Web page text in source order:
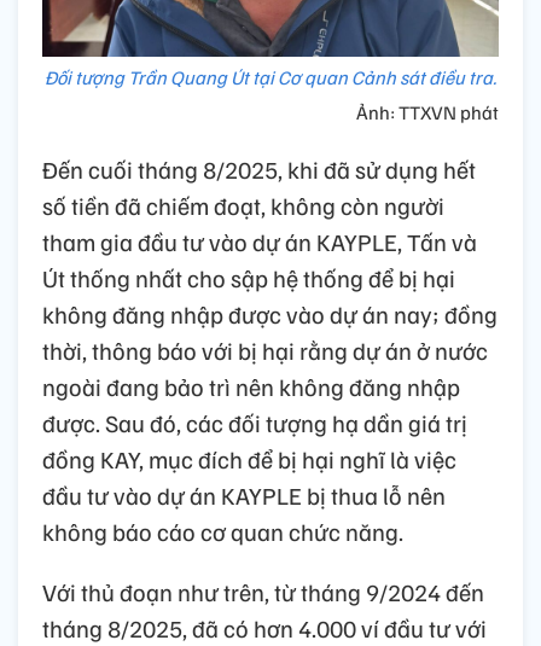
Đối tượng Trần Quang Út tại Cơ quan Cảnh sát điều tra.
Ảnh: TTXVN phát
Đến cuối tháng 8/2025, khi đã sử dụng hết
số tiền đã chiếm đoạt, không còn người
tham gia đầu tư vào dự án KAYPLE, Tấn và
Út thống nhất cho sập hệ thống để bị hại
không đăng nhập được vào dự án nay; đồng
thời, thông báo với bị hại rằng dự án ở nước
ngoài đang bảo trì nên không đăng nhập
được. Sau đó, các đối tượng hạ dần giá trị
đồng KAY, mục đích để bị hại nghĩ là việc
đầu tư vào dự án KAYPLE bị thua lỗ nên
không báo cáo cơ quan chức năng.
Với thủ đoạn như trên, từ tháng 9/2024 đến
tháng 8/2025, đã có hơn 4.000 ví đầu tư với